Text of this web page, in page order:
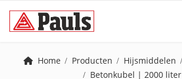
Home Producten Hijsmiddelen
Betonkubel | 2000 liter